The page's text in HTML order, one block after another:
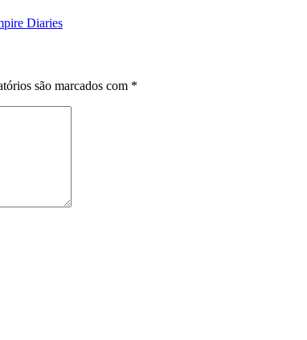
Diaries
são marcados com *